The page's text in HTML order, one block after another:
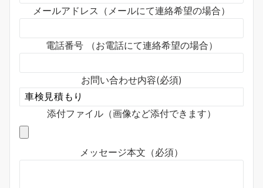
メールアドレス（メールにて連絡希望の場合）
電話番号 （お電話にて連絡希望の場合）
お問い合わせ内容(必須)
添付ファイル（画像など添付できます）
メッセージ本文（必須）